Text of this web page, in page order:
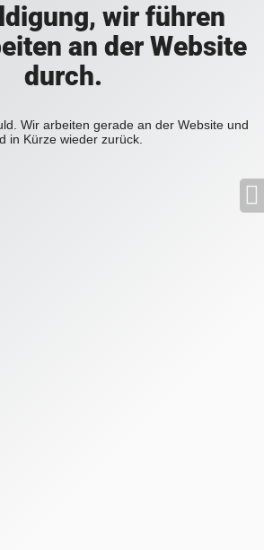
wir führen
an der Website
durch.
Wir arbeiten gerade an der Website und
in Kürze wieder zurück.